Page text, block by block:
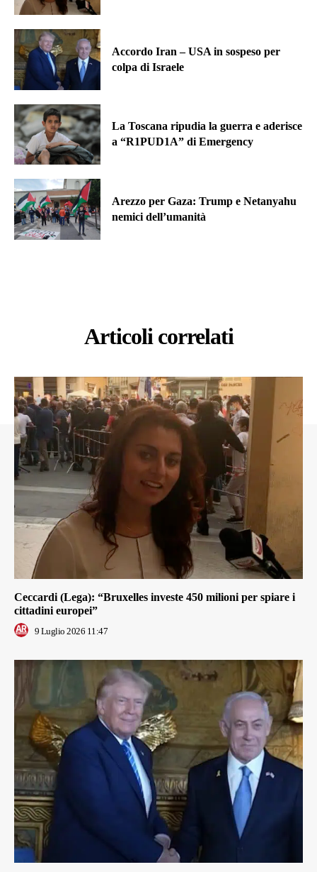
Accordo Iran – USA in sospeso per
colpa di Israele
La Toscana ripudia la guerra e aderisce
a “R1PUD1A” di Emergency
Arezzo per Gaza: Trump e Netanyahu
nemici dell’umanità
Articoli correlati
Ceccardi (Lega): “Bruxelles investe 450 milioni per spiare i
cittadini europei”
9 Luglio 2026 11:47